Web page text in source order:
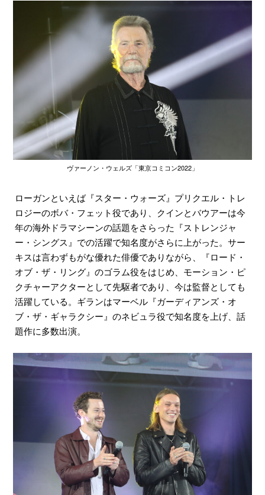
ヴァーノン・ウェルズ「東京コミコン2022」
ローガンといえば『スター・ウォーズ』プリクエル・トレ
ロジーのボバ・フェット役であり、クインとバウアーは今
年の海外ドラマシーンの話題をさらった『ストレンジャ
ー・シングス』での活躍で知名度がさらに上がった。サー
キスは言わずもがな優れた俳優でありながら、『ロード・
オブ・ザ・リング』のゴラム役をはじめ、モーション・ピ
クチャーアクターとして先駆者であり、今は監督としても
活躍している。ギランはマーベル『ガーディアンズ・オ
ブ・ザ・ギャラクシー』のネビュラ役で知名度を上げ、話
題作に多数出演。